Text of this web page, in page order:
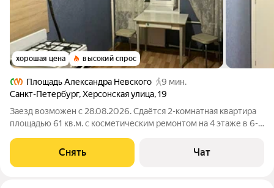
хорошая цена высокий спрос
Площадь Александра Невского
9 мин.
Санкт-Петербург,Херсонская улица,19
Заезд возможен с 28.08.2026. Сдаётся 2-комнатная квартира
площадью 61 кв.м. с косметическим ремонтом на 4 этаже в 6-
выходят во
Снять Чат